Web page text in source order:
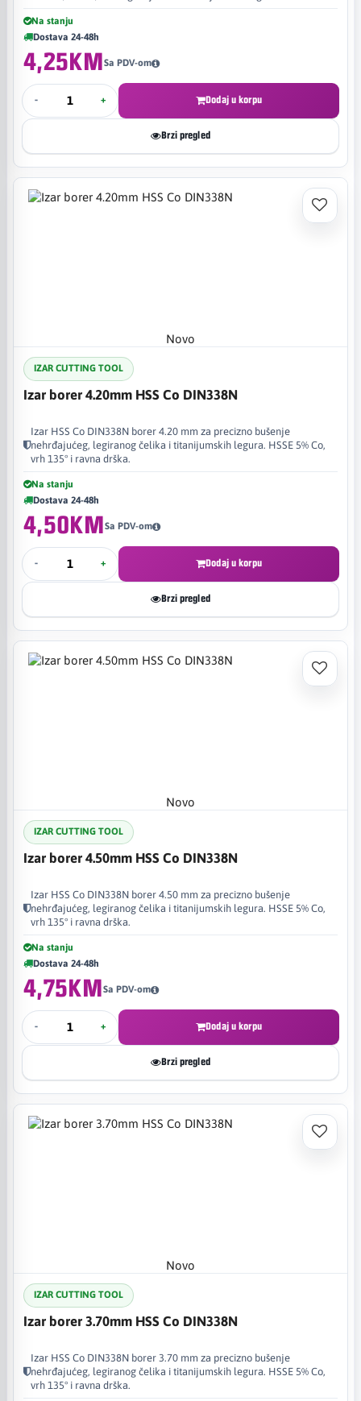
Na stanju
Dostava 24-48h
4,25KMSa PDV-om
- + Dodaj u korpu
Brzi pregled
Novo
IZAR CUTTING TOOL
Izar borer 4.20mm HSS Co DIN338N
Izar HSS Co DIN338N borer 4.20 mm za precizno bušenje
nehrđajućeg, legiranog čelika i titanijumskih legura. HSSE 5% Co,
vrh 135° i ravna drška.
Na stanju
Dostava 24-48h
4,50KMSa PDV-om
- + Dodaj u korpu
Brzi pregled
Novo
IZAR CUTTING TOOL
Izar borer 4.50mm HSS Co DIN338N
Izar HSS Co DIN338N borer 4.50 mm za precizno bušenje
nehrđajućeg, legiranog čelika i titanijumskih legura. HSSE 5% Co,
vrh 135° i ravna drška.
Na stanju
Dostava 24-48h
4,75KMSa PDV-om
- + Dodaj u korpu
Brzi pregled
Novo
IZAR CUTTING TOOL
Izar borer 3.70mm HSS Co DIN338N
Izar HSS Co DIN338N borer 3.70 mm za precizno bušenje
nehrđajućeg, legiranog čelika i titanijumskih legura. HSSE 5% Co,
vrh 135° i ravna drška.